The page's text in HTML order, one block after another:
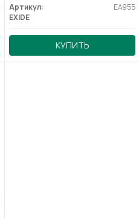
Артикул:
EA955
EXIDE
КУПИТЬ